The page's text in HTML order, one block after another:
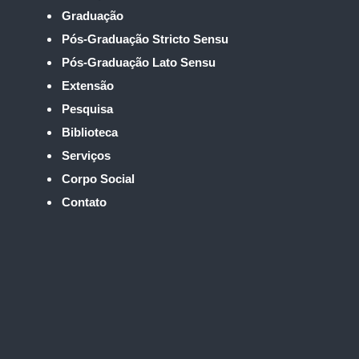
Graduação
Pós-Graduação Stricto Sensu
Pós-Graduação Lato Sensu
Extensão
Pesquisa
Biblioteca
Serviços
Corpo Social
Contato